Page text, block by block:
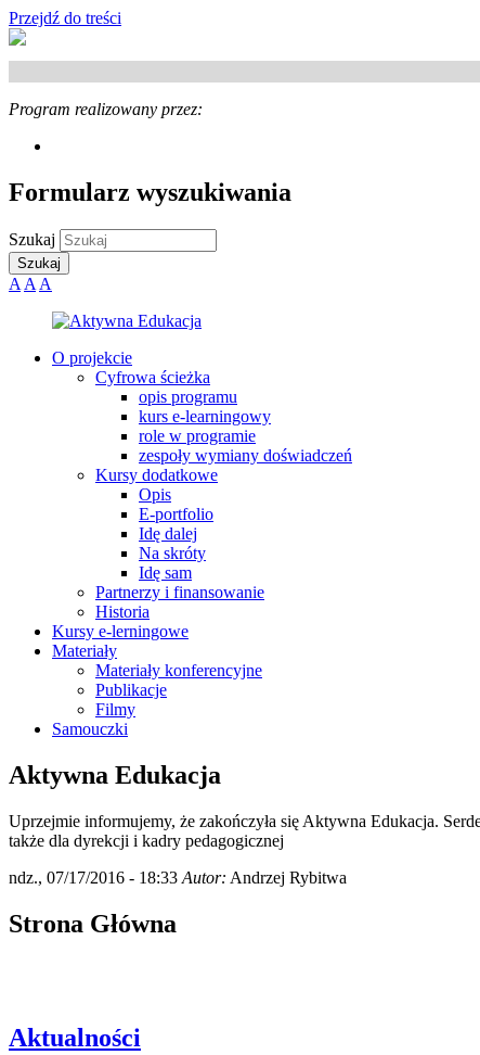
Przejdź do treści
Program realizowany przez:
Formularz wyszukiwania
Szukaj
A A A
O projekcie
Cyfrowa ścieżka
opis programu
kurs e-learningowy
role w programie
zespoły wymiany doświadczeń
Kursy dodatkowe
Opis
E-portfolio
Idę dalej
Na skróty
Idę sam
Partnerzy i finansowanie
Historia
Kursy e-lerningowe
Materiały
Materiały konferencyjne
Publikacje
Filmy
Samouczki
Aktywna Edukacja
Uprzejmie informujemy, że zakończyła się Aktywna Edukacja.
także dla dyrekcji i kadry pedagogicznej
ndz., 07/17/2016 - 18:33 Autor: Andrzej Rybitwa
Strona Główna
Aktualności